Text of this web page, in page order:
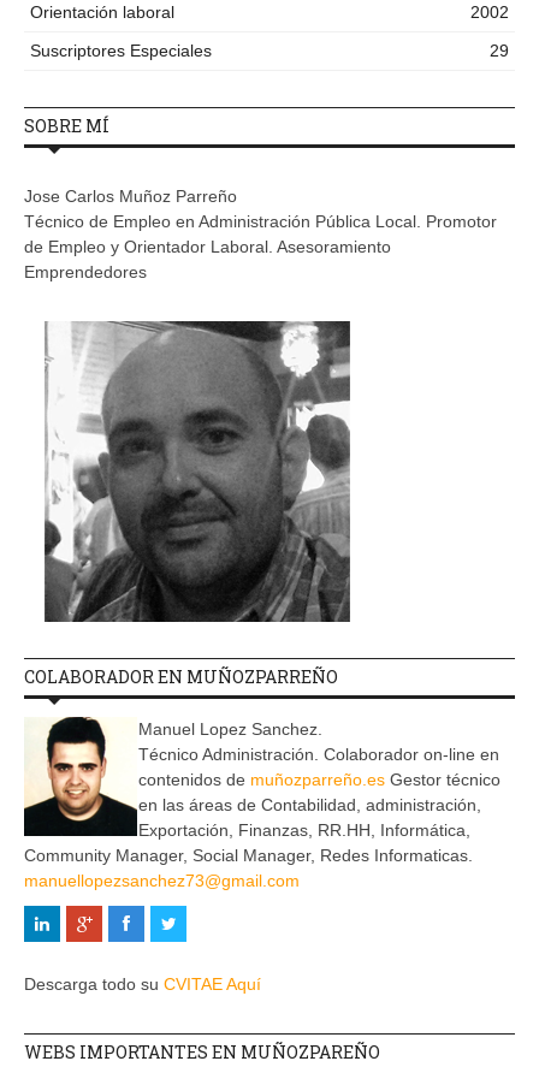
Orientación laboral
2002
Suscriptores Especiales
29
SOBRE MÍ
Jose Carlos Muñoz Parreño
Técnico de Empleo en Administración Pública Local. Promotor
de Empleo y Orientador Laboral. Asesoramiento
Emprendedores
COLABORADOR EN MUÑOZPARREÑO
Manuel Lopez Sanchez.
Técnico Administración. Colaborador on-line en
contenidos de muñozparreño.es Gestor técnico
en las áreas de Contabilidad, administración,
Exportación, Finanzas, RR.HH, Informática,
Community Manager, Social Manager, Redes Informaticas.
manuellopezsanchez73@gmail.com
Descarga todo su CVITAE Aquí
WEBS IMPORTANTES EN MUÑOZPAREÑO